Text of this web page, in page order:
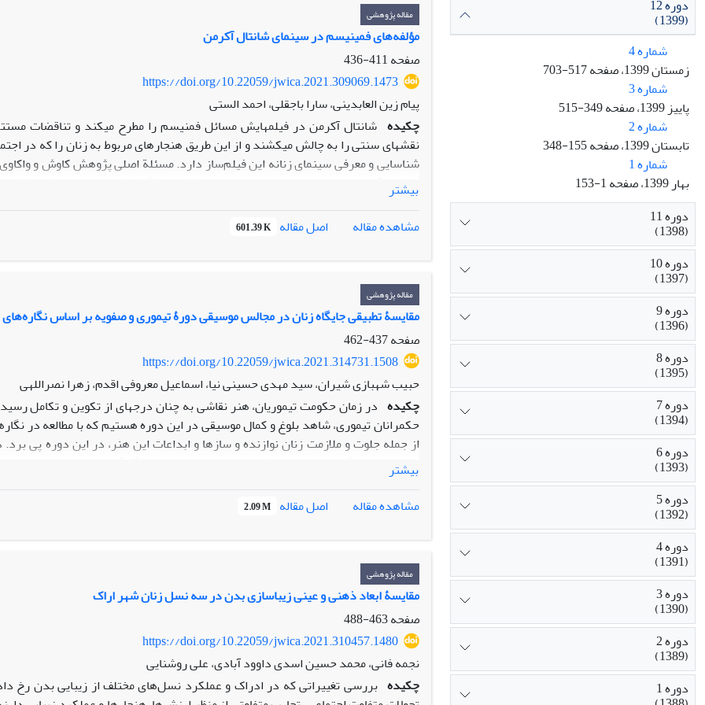
شخصیت اصلی آن را زنان تشکیل داده‌اند تلاش کرده است با استفاده از این نشانه‌ها
تصور بکشد.
مقاله پژوهشی
مؤلفه‌های فمینیسم در سینمای شانتال آکرمن
صفحه411-436
https://doi.org/10.22059/jwica.2021.309069.1473
پیام زین العابدینی، سارا باجقلی، احمد الستی
چکیده شانتال آکرمن در فیلم‏هایش مسائل فمنیسم را مطرح می‏کند و تناقضات
نقش‏های سنتی را به چالش می‏کشند و از این طریق هنجارهای مربوط به زنان را که در
شناسایی و معرفی سینمای زنانه این فیلم‌ساز دارد. مسئلة اصلی پژوهش کاوش و
رویکرد آن توصیفی و اسنادی است و بر‌اساس اطلاعات برگرفته‌شده از منابع مکتوب
شناسایی مؤلفه‏های اصلی این نوع فیلم‌سازی، سه فیلم از آکرمن با نام‏های
به صورت انتخاب هدف‏مند از موارد مطلوب گزینش شده، بر‌مبنای مبانی نظری بحث و
نمایش و ایجاد گفتمان تصویری ساده اما صادق از شخصیت و زندگی زنانه‏ای دارد که در
بیشتر
مشاهده مقاله
اصل مقاله 601.39 K
مقاله پژوهشی
مقایسۀ تطبیقی جایگاه زنان در مجالس موسیقی دورۀ تیموری و صفویه بر اساس نگاره‌های
صفحه437-462
https://doi.org/10.22059/jwica.2021.314731.1508
حبیب شهبازی شیران، سید مهدی حسینی نیا، اسماعیل معروفی اقدم، زهرا نصراللهی
چکیده در زمان حکومت تیموریان، هنر نقاشی به چنان درجه‏ای از تکوین و تکامل
حکمرانان تیموری، شاهد بلوغ و کمال موسیقی در این دوره هستیم که با مطالعه در
از جمله جلوت و ملازمت زنان نوازنده و سازها و ابداعات این هنر، در این دوره پی
سیاسی‌ـ فرهنگی و اجتماعی نقطة عطفی محسوب می‏شود و نگارگری صفویه نیز، مانند
است تا با رویکرد تطبیقی و به روش توصیفی‌ـ تحلیلی و تاریخی و با استناد به منابع
جایگاه اجتماعی زنان نوازنده را به صورت تطبیقی بررسی و تبیین کند. سؤال اصلی
آثار هنری چگونه تببین یافته است؟ مطالعات صورت‌گرفته نشان می‏دهد که به‏رغم
احترام به مقام زن و نوازنده نسبت به دورۀ تیموریان بیشتر بوده است. در عصر تیموری،
تصویر کشیده شده‏اند؛ در‌حالی‌که به جای نوازندگی بیشتر به رقص می‏پردازند و
بیشتر
مشاهده مقاله
اصل مقاله 2.09 M
مقاله پژوهشی
مقایسۀ ابعاد ذهنی و عینی زیباسازی بدن در سه نسل زنان شهر اراک
صفحه463-488
https://doi.org/10.22059/jwica.2021.310457.1480
نجمه فانی، محمد حسین اسدی داوود آبادی، علی روشنایی
چکیده بررسی تغییراتی که در ادراک و عملکرد نسل‌های مختلف از زیبایی بدن
دوره 12
(1399)
شماره 4
زمستان 1399، صفحه 517-703
شماره 3
پاییز 1399، صفحه 349-515
شماره 2
تابستان 1399، صفحه 155-348
شماره 1
بهار 1399، صفحه 1-153
دوره 11
(1398)
دوره 10
(1397)
دوره 9
(1396)
دوره 8
(1395)
دوره 7
(1394)
دوره 6
(1393)
دوره 5
(1392)
دوره 4
(1391)
دوره 3
(1390)
دوره 2
(1389)
دوره 1